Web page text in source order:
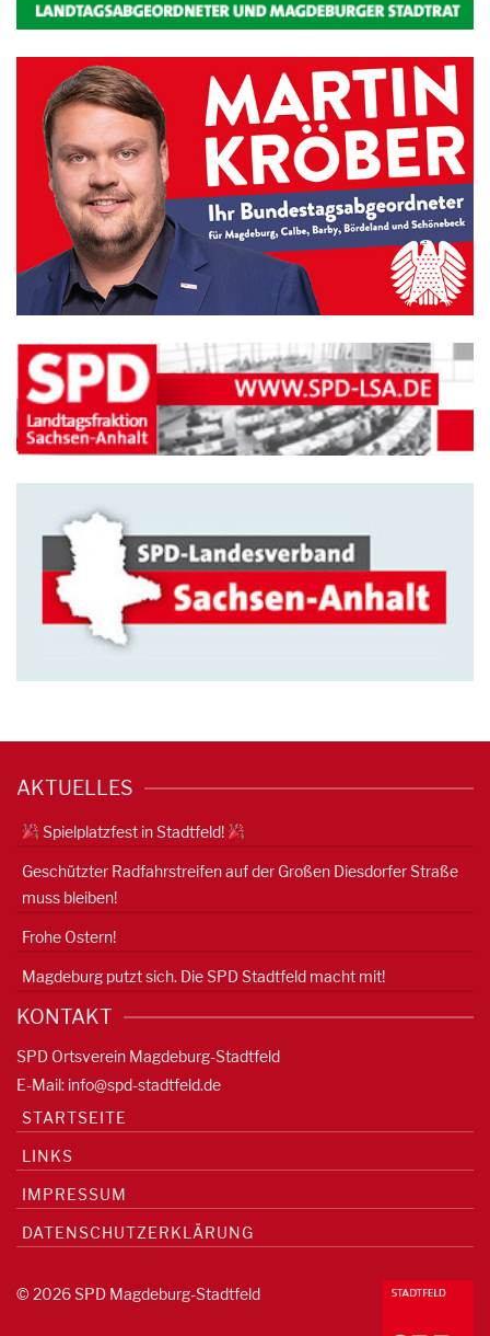
AKTUELLES
Spielplatzfest in Stadtfeld!
Geschützter Radfahrstreifen auf der Großen Diesdorfer Straße
muss bleiben!
Frohe Ostern!
Magdeburg putzt sich. Die SPD Stadtfeld macht mit!
KONTAKT
SPD Ortsverein Magdeburg-Stadtfeld
E-Mail: info@spd-stadtfeld.de
STARTSEITE
LINKS
IMPRESSUM
DATENSCHUTZERKLÄRUNG
© 2026 SPD Magdeburg-Stadtfeld